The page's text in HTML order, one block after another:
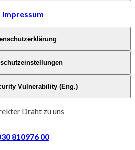
Impressum
Vulnerability (Eng.)
Draht zu uns
810976 00